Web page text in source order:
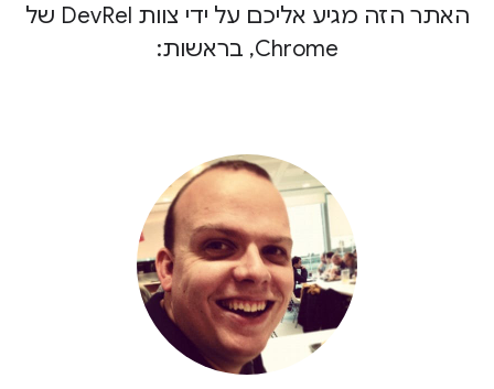
האתר הזה מגיע אליכם על ידי צוות DevRel של
Chrome, בראשות: